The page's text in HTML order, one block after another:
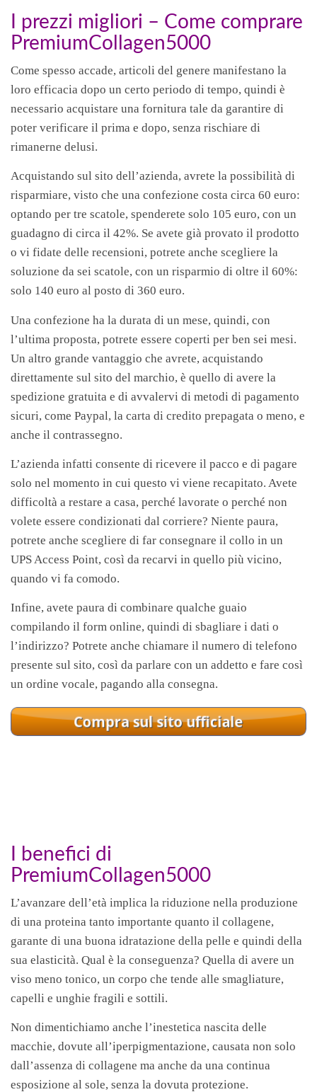
I prezzi migliori – Come comprare
PremiumCollagen5000
Come spesso accade, articoli del genere manifestano la
loro efficacia dopo un certo periodo di tempo, quindi è
necessario acquistare una fornitura tale da garantire di
poter verificare il prima e dopo, senza rischiare di
rimanerne delusi.
Acquistando sul sito dell’azienda, avrete la possibilità di
risparmiare, visto che una confezione costa circa 60 euro:
optando per tre scatole, spenderete solo 105 euro, con un
guadagno di circa il 42%. Se avete già provato il prodotto
o vi fidate delle recensioni, potrete anche scegliere la
soluzione da sei scatole, con un risparmio di oltre il 60%:
solo 140 euro al posto di 360 euro.
Una confezione ha la durata di un mese, quindi, con
l’ultima proposta, potrete essere coperti per ben sei mesi.
Un altro grande vantaggio che avrete, acquistando
direttamente sul sito del marchio, è quello di avere la
spedizione gratuita e di avvalervi di metodi di pagamento
sicuri, come Paypal, la carta di credito prepagata o meno, e
anche il contrassegno.
L’azienda infatti consente di ricevere il pacco e di pagare
solo nel momento in cui questo vi viene recapitato. Avete
difficoltà a restare a casa, perché lavorate o perché non
volete essere condizionati dal corriere? Niente paura,
potrete anche scegliere di far consegnare il collo in un
UPS Access Point, così da recarvi in quello più vicino,
quando vi fa comodo.
Infine, avete paura di combinare qualche guaio
compilando il form online, quindi di sbagliare i dati o
l’indirizzo? Potrete anche chiamare il numero di telefono
presente sul sito, così da parlare con un addetto e fare così
un ordine vocale, pagando alla consegna.
I benefici di
PremiumCollagen5000
L’avanzare dell’età implica la riduzione nella produzione
di una proteina tanto importante quanto il collagene,
garante di una buona idratazione della pelle e quindi della
sua elasticità. Qual è la conseguenza? Quella di avere un
viso meno tonico, un corpo che tende alle smagliature,
capelli e unghie fragili e sottili.
Non dimentichiamo anche l’inestetica nascita delle
macchie, dovute all’iperpigmentazione, causata non solo
dall’assenza di collagene ma anche da una continua
esposizione al sole, senza la dovuta protezione.